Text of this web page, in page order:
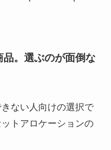
。選ぶのが面倒な
ない人向けの選択で
トアロケーションの